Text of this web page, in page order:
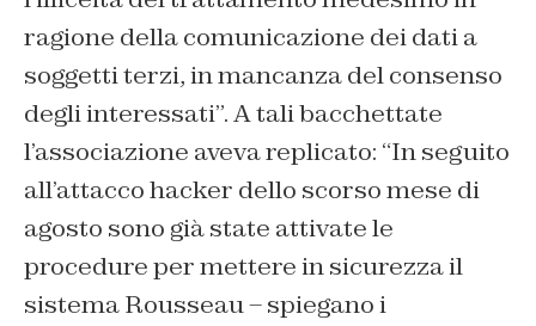
ragione della comunicazione dei dati a
soggetti terzi, in mancanza del consenso
degli interessati”. A tali bacchettate
l’associazione aveva replicato: “In seguito
all’attacco hacker dello scorso mese di
agosto sono già state attivate le
procedure per mettere in sicurezza il
sistema Rousseau– spiegano i